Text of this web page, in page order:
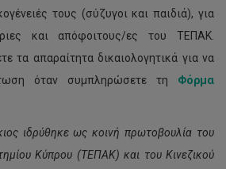
τους (σύζυγοι και παιδιά), για
και απόφοιτους/ες του ΤΕΠΑΚ.
τα απαραίτητα δικαιολογητικά για να
όταν συμπληρώσετε τη Φόρμα
ιδρύθηκε ως κοινή πρωτοβουλία του
Κύπρου (ΤΕΠΑΚ) και του Κινεζικού